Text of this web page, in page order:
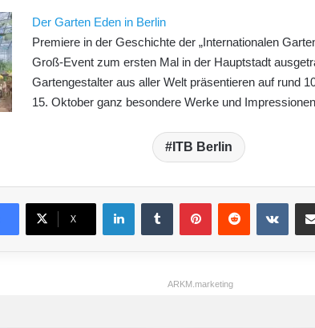
Der Garten Eden in Berlin
Premiere in der Geschichte der „Internationalen
Groß-Event zum ersten Mal in der Hauptstadt
Gartengestalter aus aller Welt präsentieren auf rund
15. Oktober ganz besondere Werke und
ITB Berlin
X
ARKM.marketing